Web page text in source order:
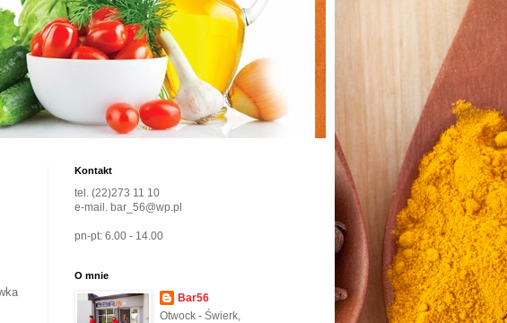
Kontakt
tel. (22)273 11 10
e-mail. bar_56@wp.pl
pn-pt: 6.00 - 14.00
O mnie
Bar56
Otwock - Świerk,